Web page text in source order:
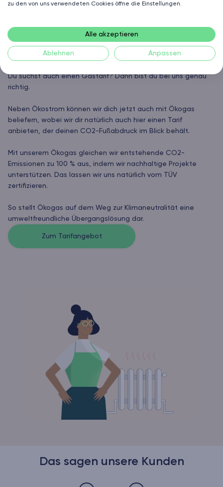
Ökogas fürs Klima
Du suchst auch einen Gastarif? Dann bist du bei uns genau
richtig.
Neben Ökostrom können wir dich jetzt auch mit Ökogas
beliefern, wobei wir dir natürlich auch hier einen Tarif
anbieten, der deinen CO2-Fußabdruck im Blick behält.
Mit unserem Ökogas gleichen wir entstehende CO2-
Emissionen zu 100 % aus, indem wir nachhaltige Projekte
unterstützen. Das lassen wir uns natürlich vom TÜV
zertifizieren.
So stellt Ökogas auf dem Weg zur Klimaneutralität eine
umweltfreundliche Übergangslösung dar.
Zum Tarifangebot
Das sagen unsere Kunden
zu den von uns verwendeten Cookies öffne die Einstellungen.
Alle akzeptieren
Ablehnen Anpassen